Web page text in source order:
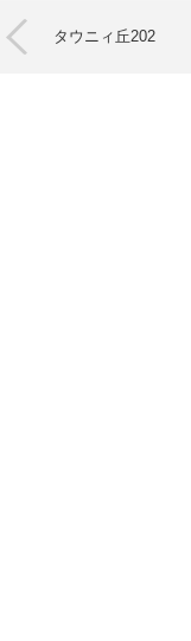
タウニィ丘202